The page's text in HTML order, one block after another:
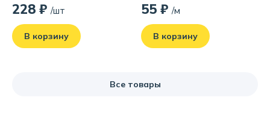
228 ₽ /шт
В корзину
55 ₽ /м
В корзину
Все товары